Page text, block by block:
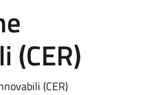
(CER)
(CER)